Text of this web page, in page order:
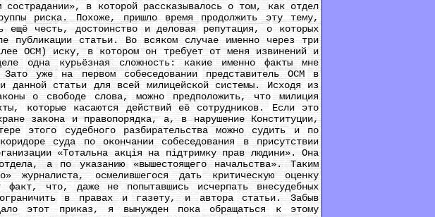
в которой рассказывалось о том, как отдел
риска. Похоже, пришло время продолжить эту тему,
ещё честь, достоинство и деловая репутация, о которых
публикации статьи. Во всяком случае именно через три
ОСМ) иску, в котором он требует от меня извинений и
одна курьёзная сложность: какие именно факты мне
уже на первом собеседовании представитель ОСМ в
данной статьи для всей милицейской системы. Исходя из
о свободе слова, можно предположить, что милиция
которые касаются действий её сотрудников. Если это
закона и правопорядка, а, в нарушение Конституции,
этого судебного разбирательства можно судить и по
суда по окончании собеседования в присутствии
«Тотальна акцiя на пiдтримку прав людини». Она
а по указанию «вышестоящего начальства». Таким
журналиста, осмелившегося дать критическую оценку
что, даже не попытавшись исчерпать внесудебных
ограничить в правах и газету, и автора статьи. Забыв
этот приказ, я вынужден пока обращаться к этому